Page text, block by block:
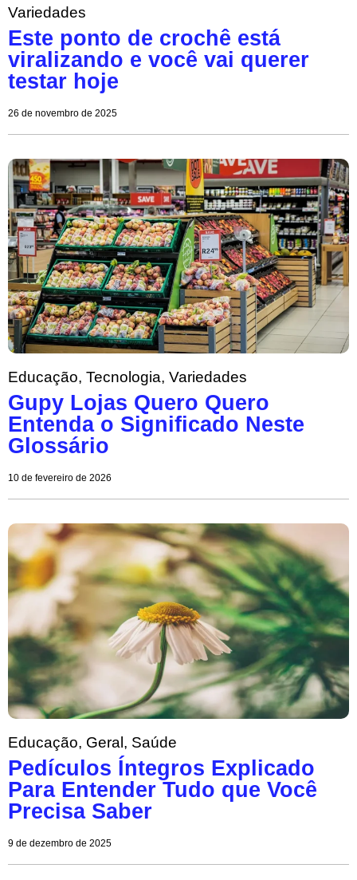
Variedades
Este ponto de crochê está
viralizando e você vai querer
testar hoje
26 de novembro de 2025
Educação, Tecnologia, Variedades
Gupy Lojas Quero Quero
Entenda o Significado Neste
Glossário
10 de fevereiro de 2026
Educação, Geral , Saúde
Pedículos Íntegros Explicado
Para Entender Tudo que Você
Precisa Saber
9 de dezembro de 2025